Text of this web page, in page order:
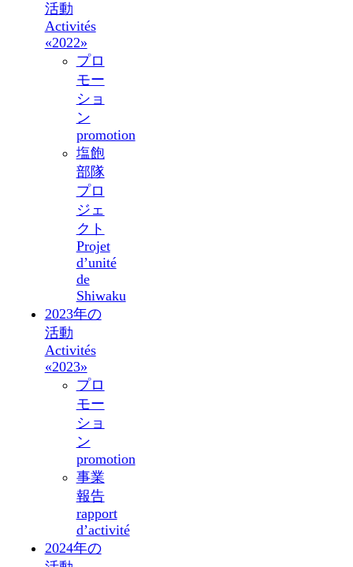
活動
Activités
«2022»
プロ
モー
ショ
ン
promotion
塩飽
部隊
プロ
ジェ
クト
Projet
d’unité
de
Shiwaku
2023年の
活動
Activités
«2023»
プロ
モー
ショ
ン
promotion
事業
報告
rapport
d’activité
2024年の